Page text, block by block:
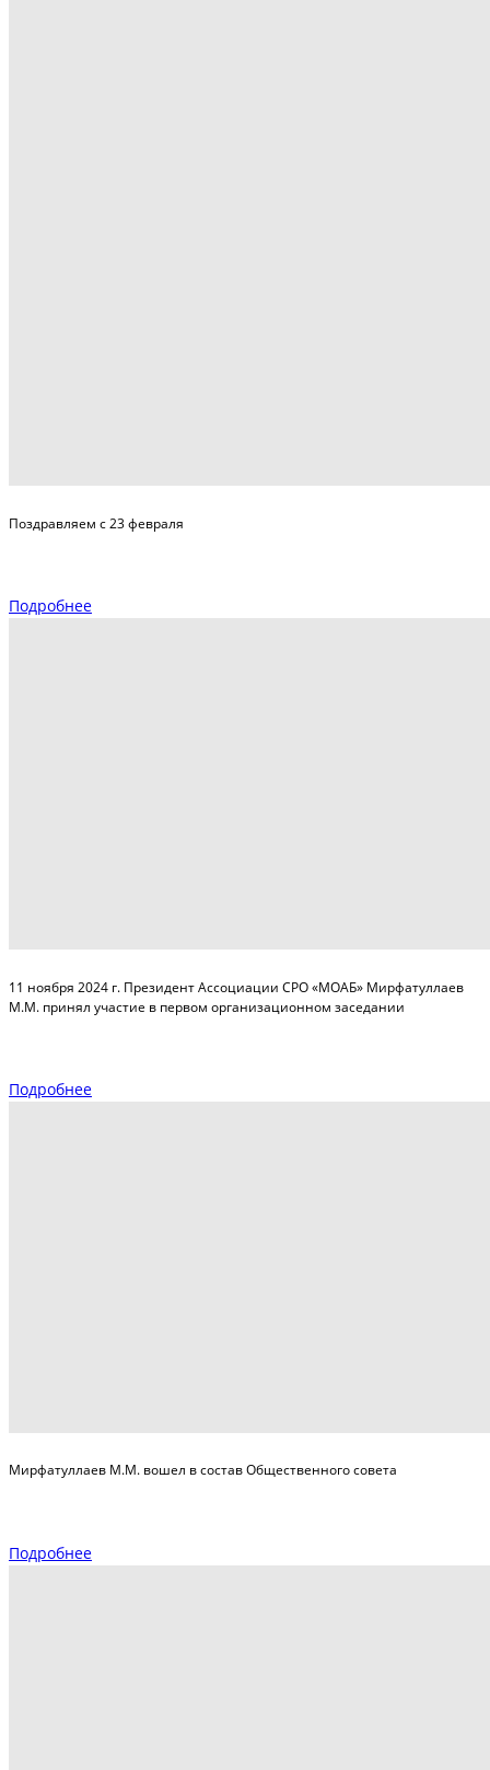
Поздравляем с 23 февраля
Подробнее
11 ноября 2024 г. Президент Ассоциации СРО «МОАБ» Мирфатуллаев
М.М. принял участие в первом организационном заседании
Подробнее
Мирфатуллаев М.М. вошел в состав Общественного совета
Подробнее